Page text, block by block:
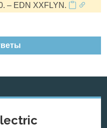
– EDN XXFLYN.